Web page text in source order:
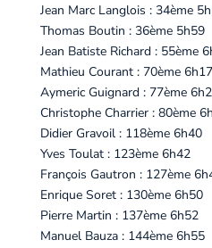
Jean Marc Langlois : 34ème
Thomas Boutin : 36ème 5h59
Jean Batiste Richard : 55ème
Mathieu Courant : 70ème 6h17
Aymeric Guignard : 77ème
Christophe Charrier : 80ème
Didier Gravoil : 118ème 6h40
Yves Toulat : 123ème 6h42
François Gautron : 127ème
Enrique Soret : 130ème 6h50
Pierre Martin : 137ème 6h52
Manuel Bauza : 144ème 6h55